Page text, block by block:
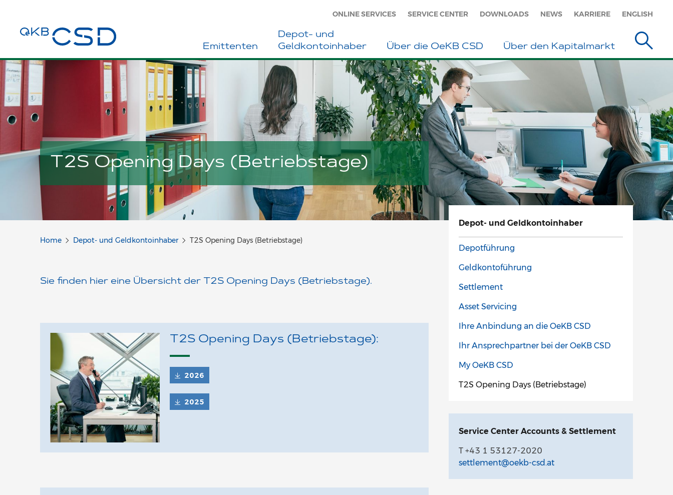
ONLINE SERVICES SERVICE CENTER DOWNLOADS NEWS KARRIERE ENGLISH
Emittenten
Depot- und
Geldkontoinhaber
Über die OeKB CSD Über den Kapitalmarkt
T2S Opening Days (Betriebstage)
Home Depot- und Geldkontoinhaber T2S Opening Days (Betriebstage)
Sie finden hier eine Übersicht der T2S Opening Days (Betriebstage).
T2S Opening Days (Betriebstage):
2026
2025
Depot- und Geldkontoinhaber
Depotführung
Geldkontoführung
Settlement
Asset Servicing
Ihre Anbindung an die OeKB CSD
Ihr Ansprechpartner bei der OeKB CSD
My OeKB CSD
T2S Opening Days (Betriebstage)
Service Center Accounts & Settlement
T +43 1 53127-2020
settlement@oekb-csd.at